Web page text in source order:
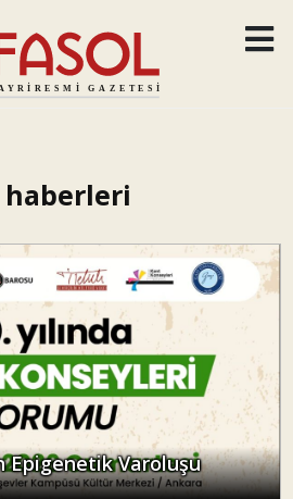
haberleri
Epigenetik Varoluşu